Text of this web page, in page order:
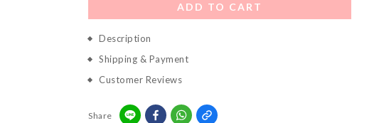
ADD TO CART
Description
Shipping & Payment
Customer Reviews
Share